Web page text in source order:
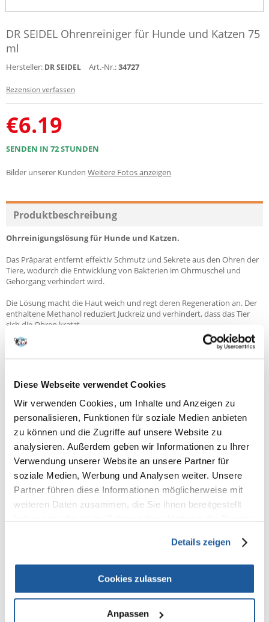
Diese Webseite verwendet Cookies
Wir verwenden Cookies, um Inhalte und Anzeigen zu
personalisieren, Funktionen für soziale Medien anbieten
zu können und die Zugriffe auf unsere Website zu
analysieren. Außerdem geben wir Informationen zu Ihrer
Verwendung unserer Website an unsere Partner für
soziale Medien, Werbung und Analysen weiter. Unsere
Partner führen diese Informationen möglicherweise mit
weiteren Daten zusammen, die Sie ihnen bereitgestellt
Details zeigen
Cookies zulassen
Anpassen
DR SEIDEL Ohrenreiniger für Hunde und Katzen 75
ml
Hersteller: DR SEIDEL Art.-Nr.:34727
Rezension verfassen
€6.19
SENDEN IN 72 STUNDEN
Bilder unserer Kunden Weitere Fotos anzeigen
Produktbeschreibung
Ohrreinigungslösung für Hunde und Katzen.
Das Präparat entfernt effektiv Schmutz und Sekrete aus den Ohren der
Tiere, wodurch die Entwicklung von Bakterien im Ohrmuschel und
Gehörgang verhindert wird.
Die Lösung macht die Haut weich und regt deren Regeneration an. Der
enthaltene Methanol reduziert Juckreiz und verhindert, dass das Tier
sich die Ohren kratzt.
Die Verpackung des Präparats ist benutzerfreundlich, und der unter
Empfehlungen
Aufrechterhaltung der Ohrenhygiene bei Hunden und Katzen. Die
regelmäßige Anwendung des Präparats verringert die Möglichkeit der
Entwicklung gefährlicher Entzündungen der Ohren für den Hund
oder die Katze.
Aktive Inhaltsstoffe
Milchsäure und Salicylsäure, Harnstoff, Allantoin, Menthol
Anwendung
Eine kleine Menge des Präparats mit dem Applikator ins Ohr einführen
und sanft einmassieren. Überschüssige Flüssigkeit mit einem
Aqua, Coceth-7 (und) PPG-1-PEG-9 Lauryl Glycol Ether (und) PEG-40
Hydriertes Rizinusöl, Propylenglykol, PEG-8, Hydroxypropylcellulose,
Harnstoff, PEG-7 Glycerin Cocoat, Allantoin, Salicylsäure, Menthol,
Triclosan, Milchsäure, Methylchloroisothiazolinon,